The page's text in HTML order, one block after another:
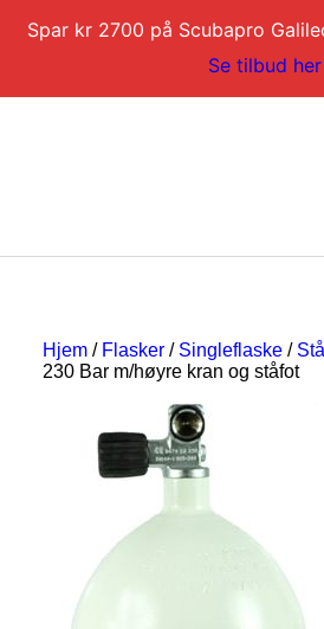
Spar kr 2700 på Scubapro
Se tilbud her
DYKKERTURER
BLI DYKKERINSTRUKTØR
MIN KONTO
NETTBUTIKK
Hjem / Flasker / Singleflaske / Stål
230 Bar m/høyre kran og ståfot